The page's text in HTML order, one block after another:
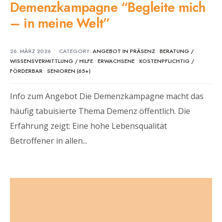
Demenzkampagne “Begleite mich
– in meine Welt”
26. MÄRZ 2026 • CATEGORY: ANGEBOT IN PRÄSENZ • BERATUNG /
WISSENSVERMITTLUNG / HILFE • ERWACHSENE • KOSTENPFLICHTIG /
FÖRDERBAR • SENIOREN (65+)
Info zum Angebot Die Demenzkampagne macht das
häufig tabuisierte Thema Demenz öffentlich. Die
Erfahrung zeigt: Eine hohe Lebensqualität
Betroffener in allen...